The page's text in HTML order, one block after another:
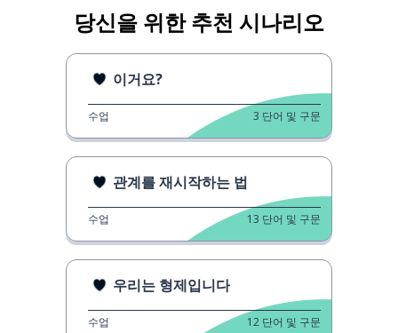
당신을 위한 추천 시나리오
이거요?
수업 3 단어 및 구문
관계를 재시작하는 법
수업 13 단어 및 구문
우리는 형제입니다
수업 12 단어 및 구문